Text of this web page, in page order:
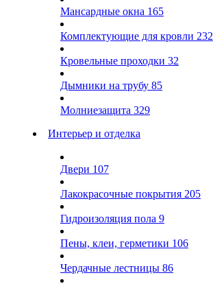
Мансардные окна 165
Комплектующие для кровли 232
Кровельные проходки 32
Дымники на трубу 85
Молниезащита 329
Интерьер и отделка
Двери 107
Лакокрасочные покрытия 205
Гидроизоляция пола 9
Пены, клеи, герметики 106
Чердачные лестницы 86